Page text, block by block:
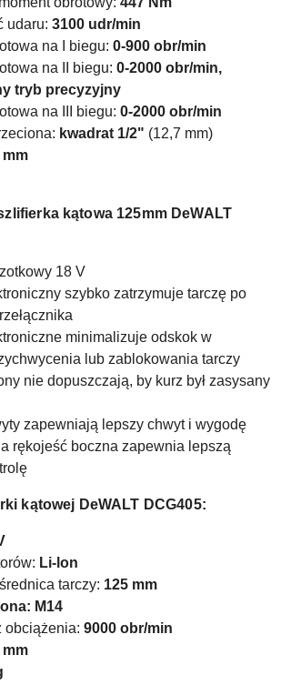
udaru: 3100 udr/min
na I biegu: 0-900 obr/min
na II biegu: 0-2000 obr/min,
tryb precyzyjny
na III biegu: 0-2000 obr/min
kwadrat 1/2" (12,7 mm)
mm
kątowa 125mm DeWALT
18 V
szybko zatrzymuje tarczę po
minimalizuje odskok w
lub zablokowania tarczy
nie dopuszczają, by kurz był zasysany
zapewniają lepszy chwyt i wygodę
rękojeść boczna zapewnia lepszą
kątowej DeWALT DCG405:
Li-lon
tarczy: 125 mm
M14
obciążenia: 9000 obr/min
mm